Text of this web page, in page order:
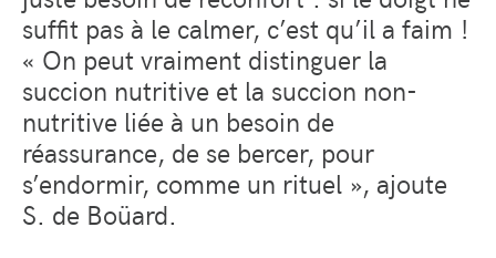
suffit pas à le calmer, c’est qu’il a faim !
« On peut vraiment distinguer la
succion nutritive et la succion non-
nutritive liée à un besoin de
réassurance, de se bercer, pour
s’endormir, comme un rituel », ajoute
S. de Boüard.